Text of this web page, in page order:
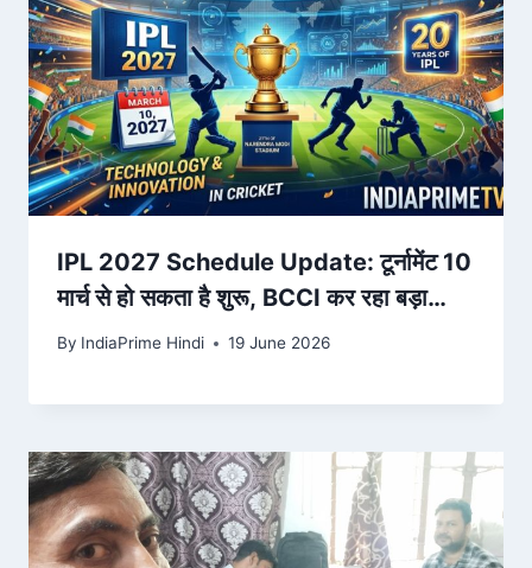
IPL 2027 Schedule Update: टूर्नामेंट 10
मार्च से हो सकता है शुरू, BCCI कर रहा बड़ा
बदलाव
By IndiaPrime Hindi 19 June 2026